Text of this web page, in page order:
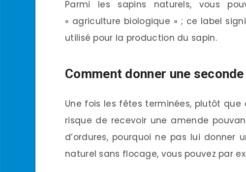
Parmi les sapins naturels, vous
« agriculture biologique » ; ce label
utilisé pour la production du sapin.
Comment donner une
Une fois les fêtes terminées, plutôt
risque de recevoir une amende
d’ordures, pourquoi ne pas lui donner
naturel sans flocage, vous pouvez par